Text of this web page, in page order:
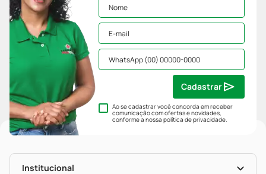
Ao se cadastrar você concorda em receber
comunicação com ofertas e novidades,
conforme a nossapolítica de privacidade.
Cadastrar
Institucional